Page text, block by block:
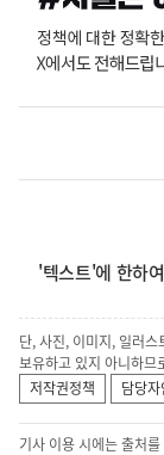
'텍스트'에 한하
단, 사진, 이미지, 일러
보유하고 있지 아니하므
저작권정책
담당자
기사 이용 시에는 출처